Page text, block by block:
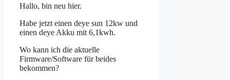
Hallo, bin neu hier.
Habe jetzt einen deye sun 12kw und
einen deye Akku mit 6,1kwh.
Wo kann ich die aktuelle
Firmware/Software für beides
bekommen?